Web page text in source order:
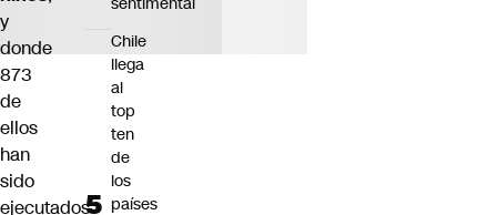
y
donde
873
de
ellos
han
sido
ejecutados
Chile
llega
al
top
ten
de
los
países